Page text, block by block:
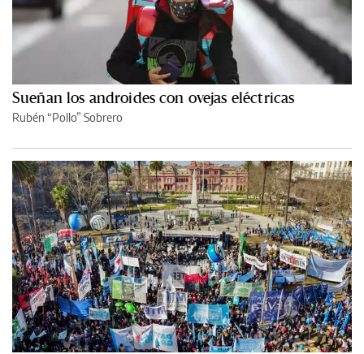
Sueñan los androides con ovejas eléctricas
Rubén “Pollo” Sobrero